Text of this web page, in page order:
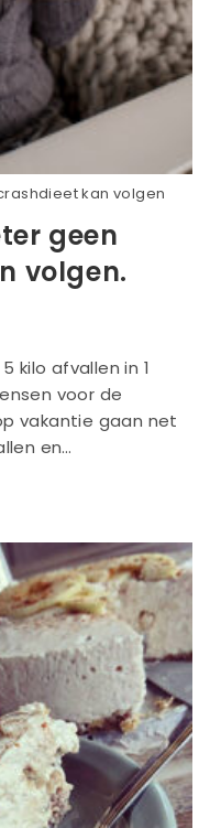
kan volgen
geen
volgen.
kilo afvallen in 1
voor de
vakantie gaan net
en…